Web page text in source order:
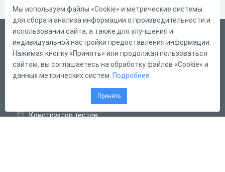
Русский
Справка
Форма обратной связи
Конструктор тестов
Мы используем файлы «Cookie» и метрические системы
для сбора и анализа информации о производительности и
использовании сайта, а также для улучшения и
индивидуальной настройки предоставления информации.
Нажимая кнопку «Принять» или продолжая пользоваться
сайтом, вы соглашаетесь на обработку файлов «Cookie» и
данных метрических систем. Подробнее
Принять